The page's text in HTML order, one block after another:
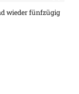
wieder fünfzügig